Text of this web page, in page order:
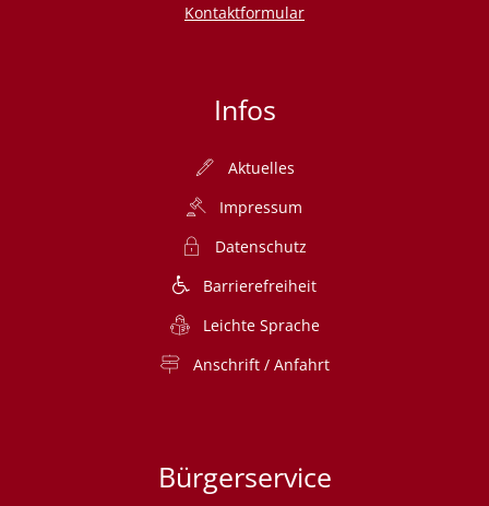
Kontaktformular
Infos
Aktuelles
Impressum
Datenschutz
Barrierefreiheit
Leichte Sprache
Anschrift / Anfahrt
Bürgerservice